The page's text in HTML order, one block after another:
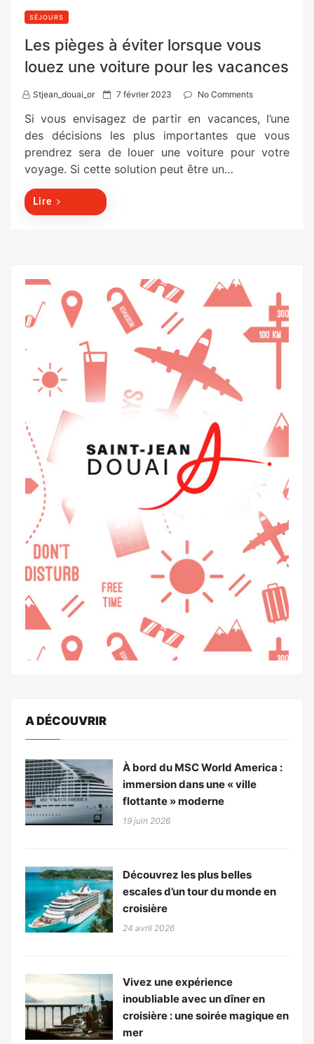
SÉJOURS
Les pièges à éviter lorsque vous
louez une voiture pour les vacances
Stjean_douai_or
P
s
7 février 2023 No Comments
Si vous envisagez de partir en vacances, l’une
des décisions les plus importantes que vous
prendrez sera de louer une voiture pour votre
voyage. Si cette solution peut être un…
Lire
A DÉCOUVRIR
À bord du MSC World America :
immersion dans une « ville
flottante » moderne
19 juin 2026
Découvrez les plus belles
escales d’un tour du monde en
croisière
24 avril 2026
Vivez une expérience
inoubliable avec un dîner en
croisière : une soirée magique en
mer